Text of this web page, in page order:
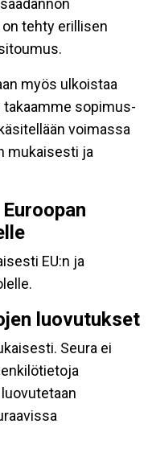
tehty erillisen
myös ulkoistaa
takaamme sopimus-
voimassa
mukaisesti ja
EU:n ja
luovutukset
Seura ei